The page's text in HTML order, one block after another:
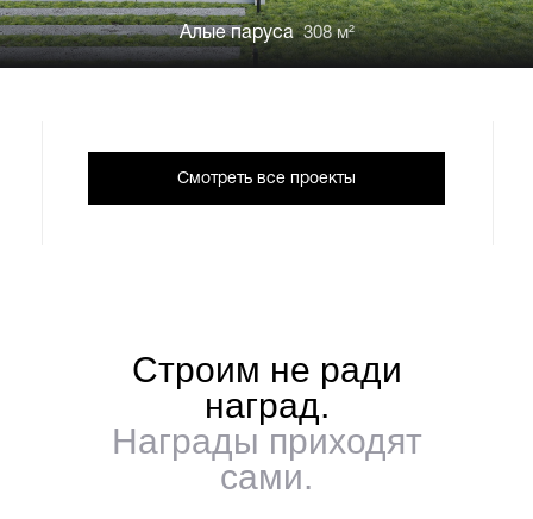
Алые паруса 308 м²
Смотреть все проекты
Строим не ради
наград.
Награды приходят
сами.